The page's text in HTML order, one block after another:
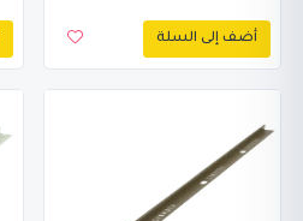
أضف إلى السلة